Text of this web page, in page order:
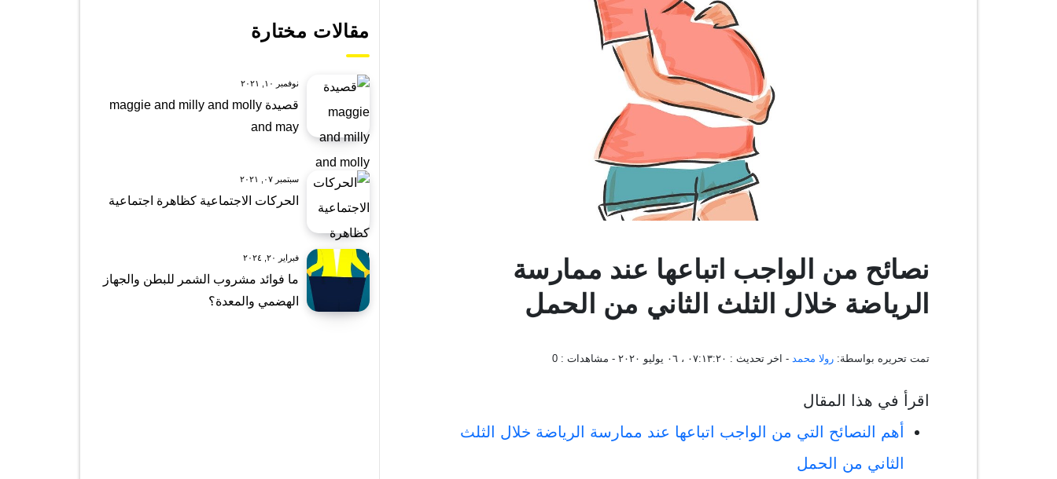
نصائح من الواجب اتباعها عند ممارسة
الرياضة خلال الثلث الثاني من الحمل
تمت تحريره بواسطة: رولا محمد - اخر تحديث : ٠٧:١٣:٢٠ ، ٠٦ يوليو ٢٠٢٠ - مشاهدات : 0
اقرأ في هذا المقال
أهم النصائح التي من الواجب اتباعها عند ممارسة الرياضة خلال الثلث
الثاني من الحمل
مقالات مختارة
نوفمبر ١٠, ٢٠٢١
قصيدة maggie and milly and molly
and may
سبتمبر ٠٧, ٢٠٢١
الحركات الاجتماعية كظاهرة اجتماعية
فبراير ٢٠, ٢٠٢٤
ما فوائد مشروب الشمر للبطن والجهاز
الهضمي والمعدة؟